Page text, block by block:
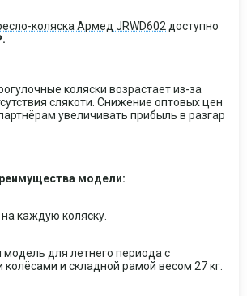
коляска Армед JRWD602 доступно
коляски возрастает из-за
слякоти. Снижение оптовых цен
увеличивать прибыль в разгар
модели:
каждую коляску.
модель для летнего периода с
и складной рамой весом 27 кг.